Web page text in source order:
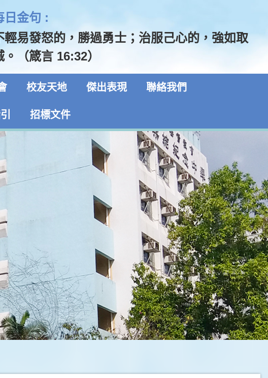
日金句 :
輕易發怒的，勝過勇士；治服己心的，強如取
。（箴言 16:32）
校友天地 傑出表現 聯絡我們
招標文件